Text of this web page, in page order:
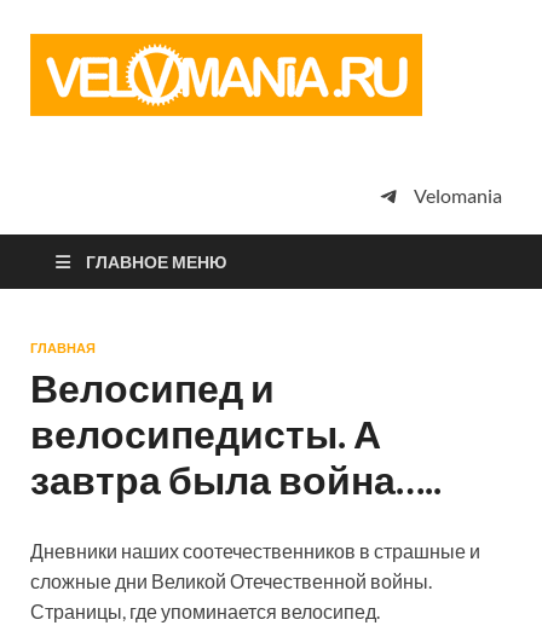
просто
Velomania
ГЛАВНОЕ МЕНЮ
ГЛАВНАЯ
Велосипед и
велосипедисты. А
завтра была война…..
Дневники наших соотечественников в страшные и
сложные дни Великой Отечественной войны.
Страницы, где упоминается велосипед.